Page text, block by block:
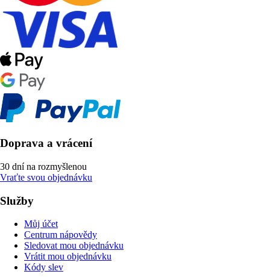
Doprava a vrácení
30 dní na rozmyšlenou
Vraťte svou objednávku
Služby
Můj účet
Centrum nápovědy
Sledovat mou objednávku
Vrátit mou objednávku
Kódy slev